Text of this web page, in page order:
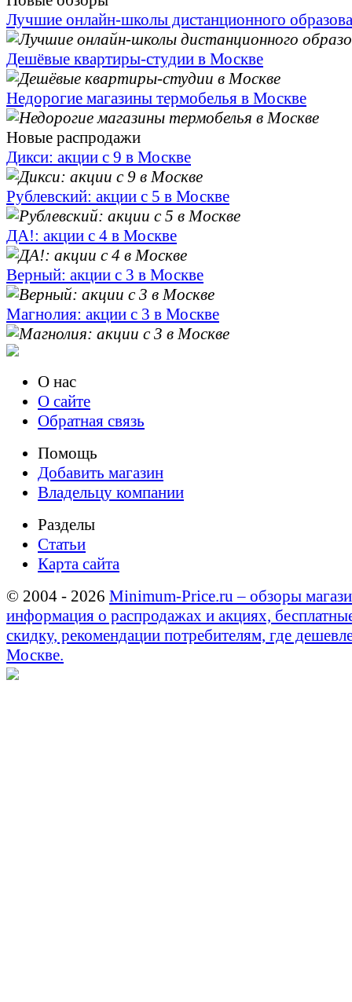
Лучшие онлайн-школы дистанционного
Дешёвые квартиры-студии в Москве
Недорогие магазины термобелья в Москве
Новые распродажи
Дикси: акции с 9 в Москве
Рублевский: акции с 5 в Москве
ДА!: акции с 4 в Москве
Верный: акции с 3 в Москве
Магнолия: акции с 3 в Москве
О нас
О сайте
Обратная связь
Помощь
Добавить магазин
Владельцу компании
Разделы
Статьи
Карта сайта
© 2004 - 2026 Minimum-Price.ru – обзоры
информация о распродажах и акциях,
скидку, рекомендации потребителям, где
Москве.